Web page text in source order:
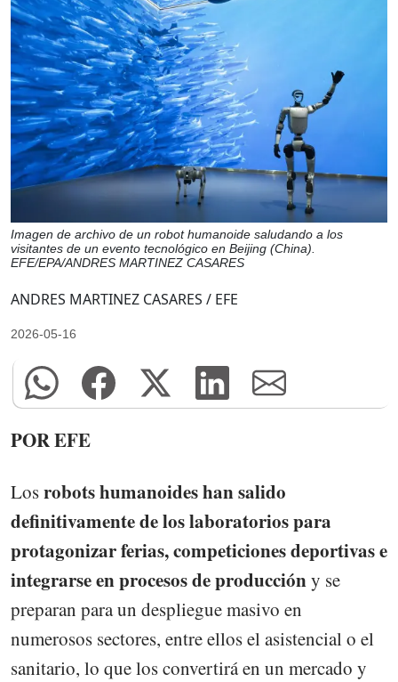
Imagen de archivo de un robot humanoide saludando a los
visitantes de un evento tecnológico en Beijing (China).
EFE/EPA/ANDRES MARTINEZ CASARES
ANDRES MARTINEZ CASARES / EFE
2026-05-16
POR EFE
Losrobots humanoides han salido
definitivamente de los laboratorios para
protagonizar ferias, competiciones deportivas e
integrarse en procesos de produccióny se
preparan para un despliegue masivo en
numerosos sectores, entre ellos el asistencial o el
sanitario, lo que los convertirá en un mercado y